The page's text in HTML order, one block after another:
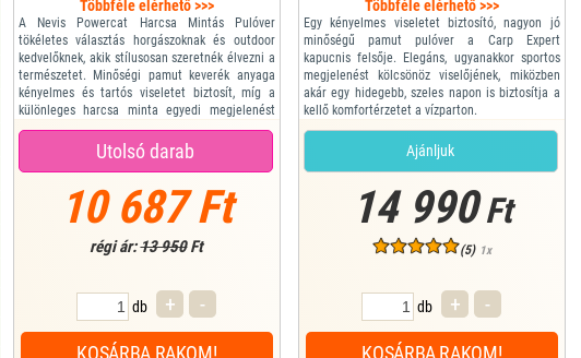
Többféle elérhető >>>
A Nevis Powercat Harcsa Mintás Pulóver
tökéletes választás horgászoknak és outdoor
kedvelőknek, akik stílusosan szeretnék élvezni a
természetet. Minőségi pamut keverék anyaga
kényelmes és tartós viseletet biztosít, míg a
különleges harcsa minta egyedi megjelenést
kölcsönöz. Kapucnis kialakítása extra védelmet
nyújt a hideg ellen, a bő szabás pedig szabad
mozgást biztosít minden helyzetben.
Utolsó darab
10 687 Ft
régi ár:13 950Ft
db + -
KOSÁRBA RAKOM!
Többféle elérhető >>>
Egy kényelmes viseletet biztosító, nagyon jó
minőségű pamut pulóver a Carp Expert
kapucnis felsője. Elegáns, ugyanakkor sportos
megjelenést kölcsönöz viselőjének, miközben
akár egy hidegebb, szeles napon is biztosítja a
kellő komfortérzetet a vízparton.
Méret: L
Típus: Carp Expert pulóver
Ajánljuk
14 990Ft
(5) 1x
db + -
KOSÁRBA RAKOM!